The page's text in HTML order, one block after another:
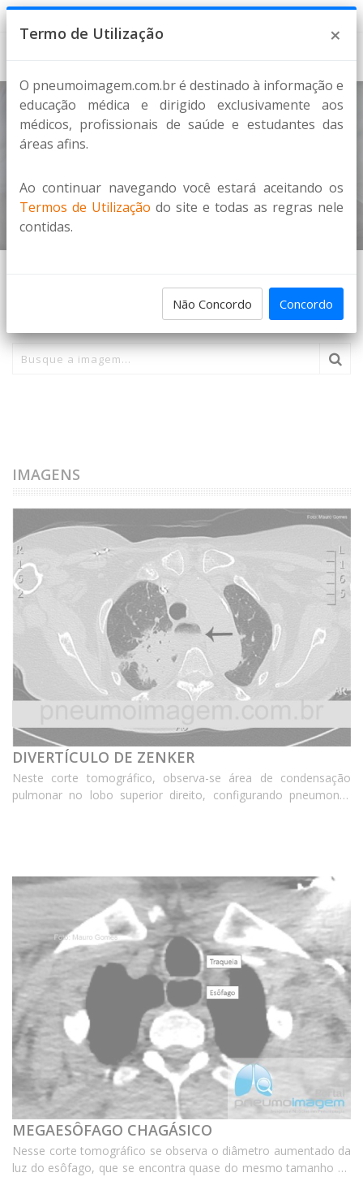
Esôfago
Home Imagens
PESQUISA DE IMAGENS
IMAGENS
DIVERTÍCULO DE ZENKER
Neste corte tomográfico, observa-se área de condensação
pulmonar no lobo superior direito, configurando pneumonia.
MEGAESÔFAGO CHAGÁSICO
Nesse corte tomográfico se observa o diâmetro aumentado da
luz do esôfago, que se encontra quase do mesmo tamanho da
×
Termo de Utilização
O pneumoimagem.com.br é destinado à informação e
educação médica e dirigido exclusivamente aos
médicos, profissionais de saúde e estudantes das
áreas afins.
Ao continuar navegando você estará aceitando os
Termos de Utilização do site e todas as regras nele
contidas.
Não Concordo Concordo